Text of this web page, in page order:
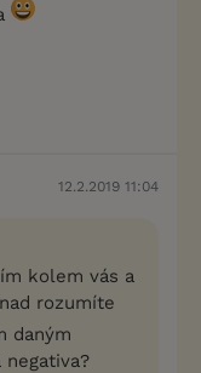
12.2.2019 11:04
kolem vás a
rozumíte
daným